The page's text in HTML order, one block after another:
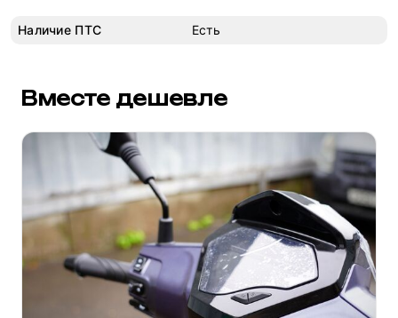
Наличие ПТС Есть
Вместе дешевле